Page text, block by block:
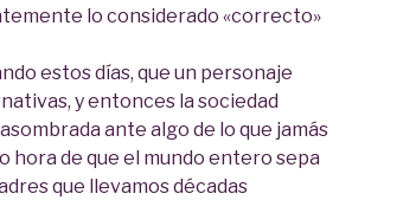
lo considerado «correcto»
estos días, que un personaje
y entonces la sociedad
ante algo de lo que jamás
hora de que el mundo entero sepa
que llevamos décadas